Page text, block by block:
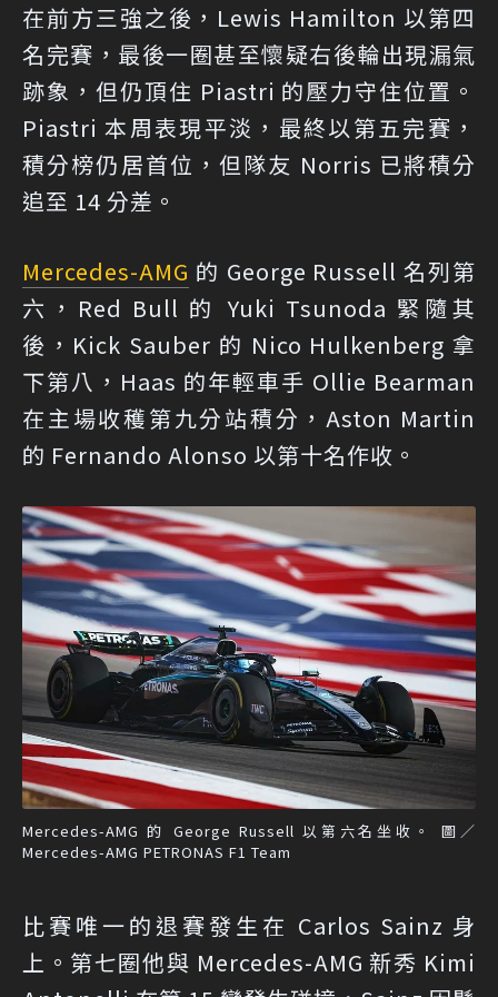
在前方三強之後，Lewis Hamilton 以第四
名完賽，最後一圈甚至懷疑右後輪出現漏氣
跡象，但仍頂住 Piastri 的壓力守住位置。
Piastri 本周表現平淡，最終以第五完賽，
積分榜仍居首位，但隊友 Norris 已將積分
追至 14 分差。
Mercedes-AMG 的 George Russell 名列第
六，Red Bull 的 Yuki Tsunoda 緊隨其
後，Kick Sauber 的 Nico Hulkenberg 拿
下第八，Haas 的年輕車手 Ollie Bearman
在主場收穫第九分站積分，Aston Martin
的 Fernando Alonso 以第十名作收。
Mercedes-AMG 的 George Russell 以第六名坐收。 圖／
Mercedes-AMG PETRONAS F1 Team
比賽唯一的退賽發生在 Carlos Sainz 身
上。第七圈他與 Mercedes-AMG 新秀 Kimi